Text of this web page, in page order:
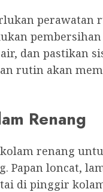
perawatan
dan pastikan
rutin akan
Renang
renang
Papan loncat,
di pinggir